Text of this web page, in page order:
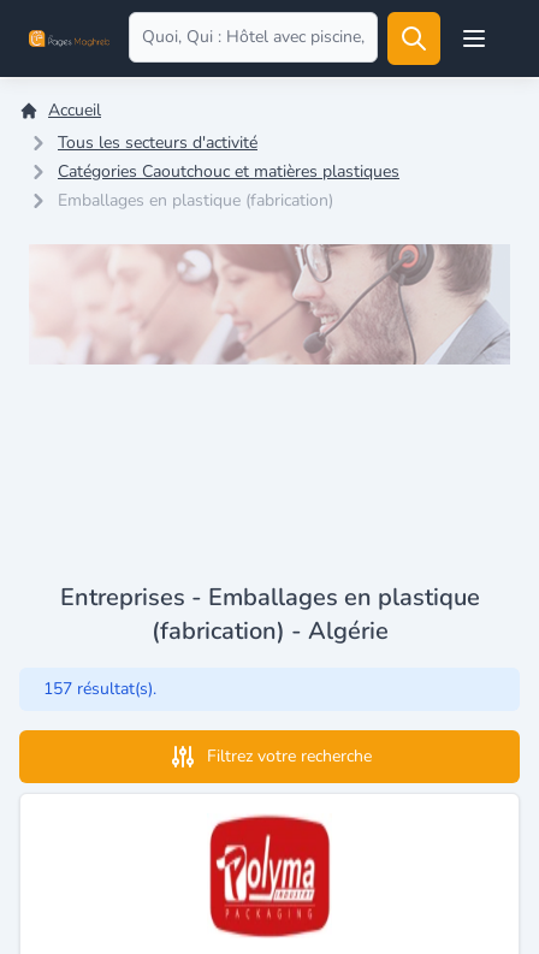
Open
Accueil
Tous les secteurs d'activité
Catégories Caoutchouc et matières plastiques
Emballages en plastique (fabrication)
Entreprises - Emballages en plastique
(fabrication) - Algérie
157 résultat(s).
Filtrez votre recherche